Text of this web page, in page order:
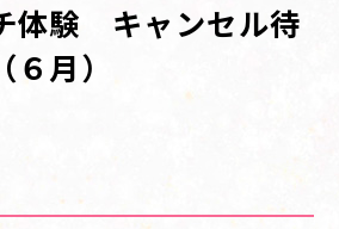
体験 キャンセル待
月）